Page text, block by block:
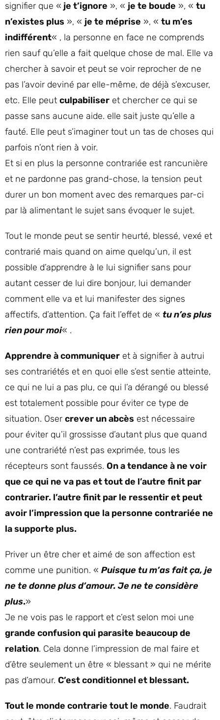
signifier que « je t’ignore », « je te boude », « tu
n’existes plus », « je te méprise », « tu m’es
indifférent« , la personne en face ne comprends
rien sauf qu’elle a fait quelque chose de mal. Elle va
chercher à savoir et peut se voir reprocher de ne
pas l’avoir deviné par elle-même, de déjà s’excuser,
etc. Elle peut culpabiliser et chercher ce qui se
passe sans aucune aide. elle sait juste qu’elle a
fauté. Elle peut s’imaginer tout un tas de choses qui
parfois n’ont rien à voir.
Et si en plus la personne contrariée est rancunière
et ne pardonne pas grand-chose, la tension peut
durer un bon moment avec des remarques par-ci
par là alimentant le sujet sans évoquer le sujet.
Tout le monde peut se sentir heurté, blessé, vexé et
contrarié mais quand on aime quelqu’un, il est
possible d’apprendre à le lui signifier sans pour
autant cesser de lui dire bonjour, lui demander
comment elle va et lui manifester des signes
affectifs, d’attention. Ça fait l’effet de « tu n’es plus
rien pour moi« .
Apprendre à communiquer et à signifier à autrui
ses contrariétés et en quoi elle s’est sentie atteinte,
ce qui ne lui a pas plu, ce qui l’a dérangé ou blessé
est totalement possible pour éviter ce type de
situation. Oser crever un abcès est nécessaire
pour éviter qu’il grossisse d’autant plus que quand
une contrariété n’est pas exprimée, tous les
récepteurs sont faussés. On a tendance à ne voir
que ce qui ne va pas et tout de l’autre finit par
contrarier. l’autre finit par le ressentir et peut
avoir l’impression que la personne contrariée ne
la supporte plus.
Priver un être cher et aimé de son affection est
comme une punition. « Puisque tu m’as fait ça, je
ne te donne plus d’amour. Je ne te considère
plus.»
Je ne vois pas le rapport et c’est selon moi une
grande confusion qui parasite beaucoup de
relation. Cela donne l’impression de mal faire et
d’être seulement un être « blessant » qui ne mérite
pas d’amour. C’est conditionnel et blessant.
Tout le monde contrarie tout le monde. Faudrait